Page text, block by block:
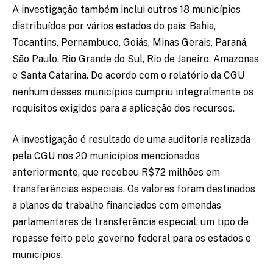
A investigação também inclui outros 18 municípios
distribuídos por vários estados do país: Bahia,
Tocantins, Pernambuco, Goiás, Minas Gerais, Paraná,
São Paulo, Rio Grande do Sul, Rio de Janeiro, Amazonas
e Santa Catarina. De acordo com o relatório da CGU
nenhum desses municípios cumpriu integralmente os
requisitos exigidos para a aplicação dos recursos.
A investigação é resultado de uma auditoria realizada
pela CGU nos 20 municípios mencionados
anteriormente, que recebeu R$72 milhões em
transferências especiais. Os valores foram destinados
a planos de trabalho financiados com emendas
parlamentares de transferência especial, um tipo de
repasse feito pelo governo federal para os estados e
municípios.